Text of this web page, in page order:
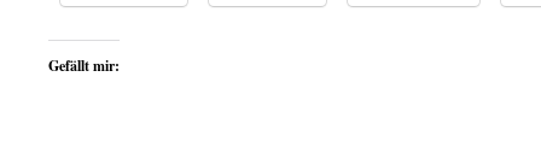
Gefällt mir: